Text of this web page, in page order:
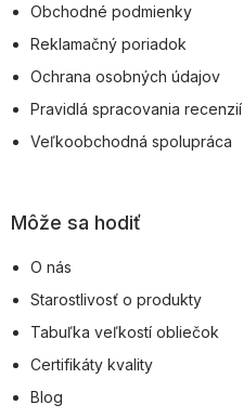
Obchodné podmienky
Reklamačný poriadok
Ochrana osobných údajov
Pravidlá spracovania recenzií
Veľkoobchodná spolupráca
Môže sa hodiť
O nás
Starostlivosť o produkty
Tabuľka veľkostí obliečok
Certifikáty kvality
Blog